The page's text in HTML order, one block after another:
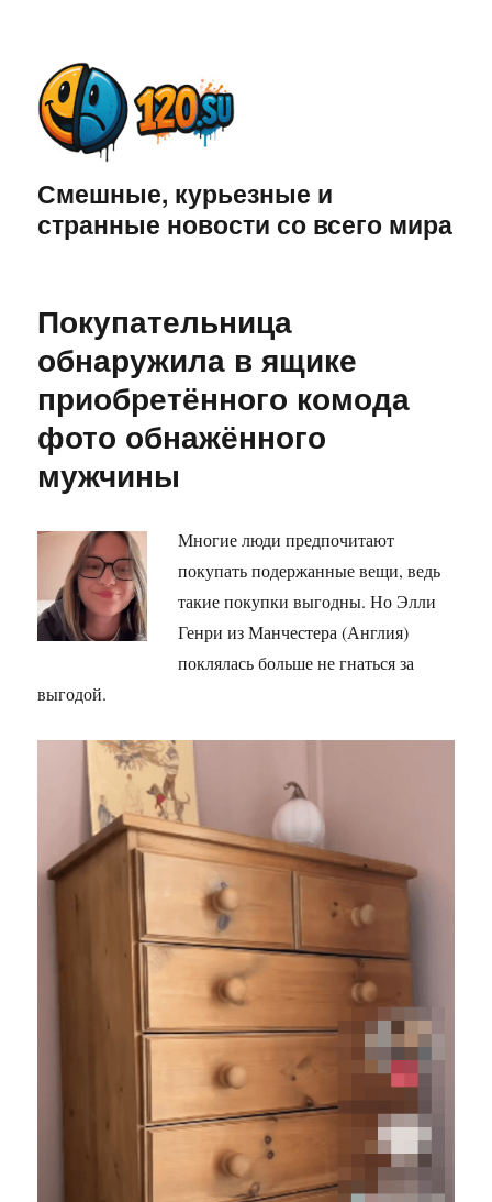
Смешные, курьезные и
странные новости со всего мира
Покупательница
обнаружила в ящике
приобретённого комода
фото обнажённого
мужчины
Многие люди предпочитают
покупать подержанные вещи, ведь
такие покупки выгодны. Но Элли
Генри из Манчестера (Англия)
поклялась больше не гнаться за
выгодой.